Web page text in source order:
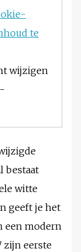
te
wijzigen
bestaat
witte
geeft je het
een modern
zijn eerste